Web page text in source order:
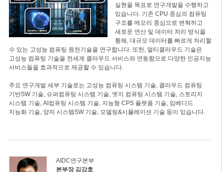
실현을 목표로 연구개발을 수행하고
있습니다. 기존 CPU 중심의 컴퓨팅
구조를 메모리 중심으로 변혁하고
새로운 연산 및 데이터 처리 방식을
통해, 대규모 데이터를 빠르게 처리할
수 있는 고성능 컴퓨팅 원천기술을 연구합니다. 또한, 멀티클라우드 기술은
고성능 컴퓨팅 기술을 전세계 클라우드 서비스와 연동함으로 다양한 인공지능
서비스들을 효과적으로 제공할 수 있습니다.
주요 연구개발 세부 기술로는 고성능 컴퓨팅 시스템 기술, 클라우드 컴퓨팅
기반SW 기술, 슈퍼컴퓨팅 시스템 기술, 엣지 컴퓨팅 시스템 기술, 스토리지
시스템 기술, AI컴퓨팅 시스템 기술, 지능형 CPS 플랫폼 기술, 임베디드
지능화 기술, 양자 시스템SW 기술, 모델링&시뮬레이션 기술 등이 있습니다.
AIDC연구본부
본부장 김강호